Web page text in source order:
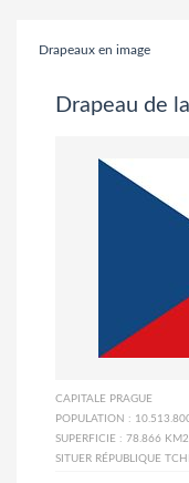
Drapeaux en image
Drapeau de
CAPITALE PRAGUE
POPULATION :
SUPERFICIE : 78.866 KM2
SITUER RÉPUBLIQUE